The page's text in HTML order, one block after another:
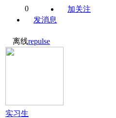
0
加关注
发消息
离线repulse
实习生